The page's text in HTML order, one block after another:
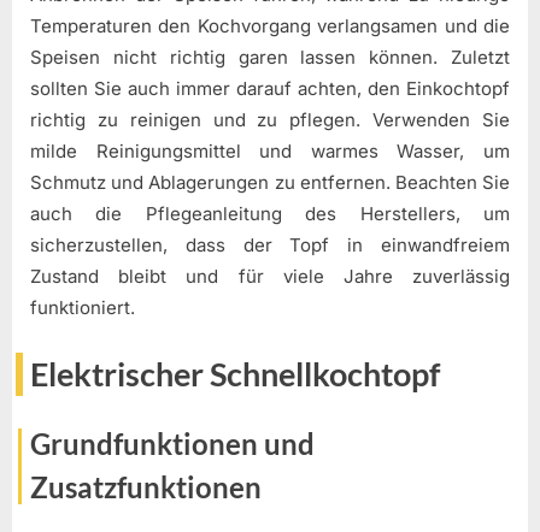
Temperaturen den Kochvorgang verlangsamen und die
Speisen nicht richtig garen lassen können. Zuletzt
sollten Sie auch immer darauf achten, den Einkochtopf
richtig zu reinigen und zu pflegen. Verwenden Sie
milde Reinigungsmittel und warmes Wasser, um
Schmutz und Ablagerungen zu entfernen. Beachten Sie
auch die Pflegeanleitung des Herstellers, um
sicherzustellen, dass der Topf in einwandfreiem
Zustand bleibt und für viele Jahre zuverlässig
funktioniert.
Elektrischer Schnellkochtopf
Grundfunktionen und
Zusatzfunktionen